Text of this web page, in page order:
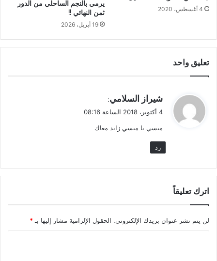
4 أغسطس، 2020
يرمي بالنجم الساحلي من الدور
ثمن النهائي !!
19 أبريل، 2026
تعليق واحد
ي
ل
شيراز السلامي:
4 أكتوبر، 2018 الساعة 08:16
ميسي يا ميسي زايد معاك
رد
اترك تعليقاً
لن يتم نشر عنوان بريدك الإلكتروني. الحقول الإلزامية مشار إليها بـ *